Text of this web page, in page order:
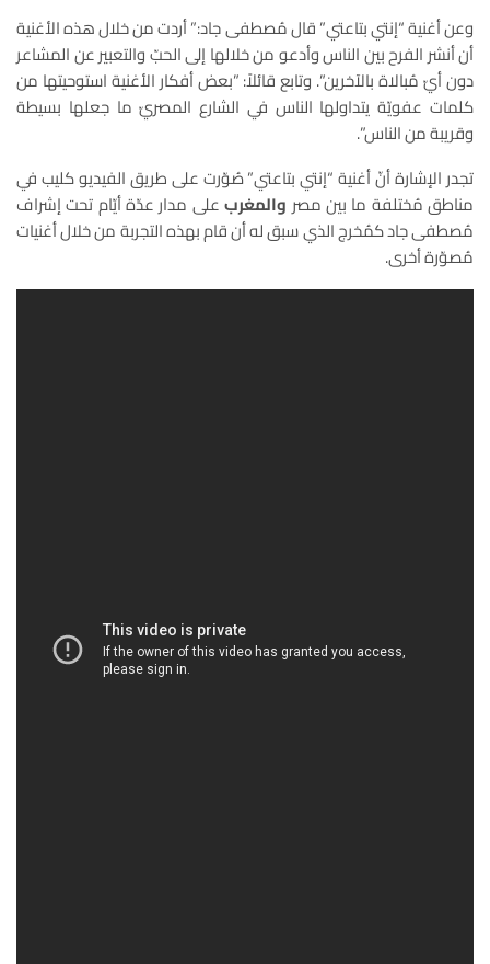
وعن أغنية “إنتي بتاعتي” قال مُصطفى جاد:” أردت من خلال هذه الأغنية
أن أنشر الفرح بين الناس وأدعو من خلالها إلى الحبّ والتعبير عن المشاعر
دون أيّ مُبالاة بالآخرين”. وتابع قائلاً: ”بعض أفكار الأغنية استوحيتها من
كلمات عفويّة يتداولها الناس في الشارع المصريّ ما جعلها بسيطة
وقريبة من الناس”.
تجدر الإشارة أنّ أغنية “إنتي بتاعتي” صُوّرت على طريق الفيديو كليب في
مناطق مُختلفة ما بين مصر والمغربعلى مدار عدّة أيّام تحت إشراف
مُصطفى جاد كمُخرج الذي سبق له أن قام بهذه التجربة من خلال أغنيات
مُصوّرة أخرى.